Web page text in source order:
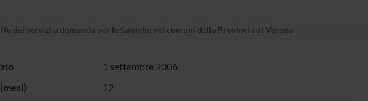
dei servizi a domanda per le famiglie nei comuni della Provincia di Verona
1 settembre 2006
12